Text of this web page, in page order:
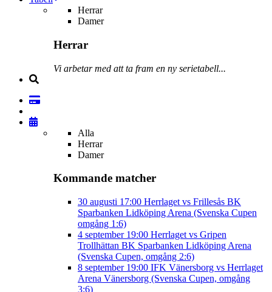
Herrar
Damer
Herrar
Vi arbetar med att ta fram en ny serietabell...
Alla
Herrar
Damer
Kommande matcher
30 augusti 17:00 Herrlaget vs Frillesås BK
Sparbanken Lidköping Arena (Svenska Cupen
omgång 1:6)
4 september 19:00 Herrlaget vs Gripen
Trollhättan BK Sparbanken Lidköping Arena
(Svenska Cupen, omgång 2:6)
8 september 19:00 IFK Vänersborg vs Herrlaget
Arena Vänersborg (Svenska Cupen, omgång
3:6)